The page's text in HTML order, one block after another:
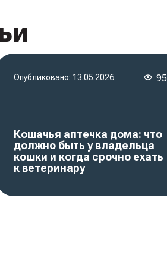
Опубликовано: 13.05.2026 95
Кошачья аптечка дома: что
должно быть у владельца
кошки и когда срочно ехать
к ветеринару